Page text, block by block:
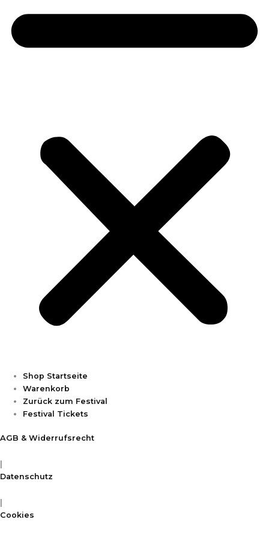
Shop Startseite
Warenkorb
Zurück zum Festival
Festival Tickets
AGB & Widerrufsrecht
Datenschutz
Cookies